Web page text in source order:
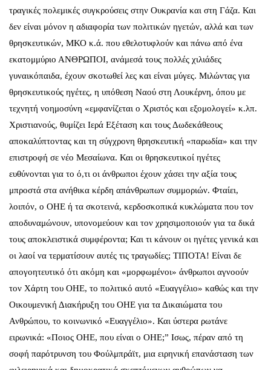
τραγικές πολεμικές συγκρούσεις στην Ουκρανία και στη Γάζα. Και
δεν είναι μόνον η αδιαφορία των πολιτικών ηγετών, αλλά και των
θρησκευτικών, ΜΚΟ κ.ά. που εθελοτυφλούν και πάνω από ένα
εκατομμύριο ΑΝΘΡΩΠΟΙ, ανάμεσά τους πολλές χιλιάδες
γυναικόπαιδα, έχουν σκοτωθεί λες και είναι μύγες. Μιλώντας για
θρησκευτικούς ηγέτες, η υπόθεση Ναού στη Λουκέρνη, όπου με
τεχνητή νοημοσύνη «εμφανίζεται ο Χριστός και εξομολογεί» κ.λπ.
Χριστιανούς, θυμίζει Ιερά Εξέταση και τους Δωδεκάθεους
αποκαλύπτοντας και τη σύγχρονη θρησκευτική «παρωδία» και την
επιστροφή σε νέο Μεσαίωνα. Και οι θρησκευτικοί ηγέτες
ευθύνονται για το ό,τι οι άνθρωποι έχουν χάσει την αξία τους
μπροστά στα ανήθικα κέρδη απάνθρωπων συμμοριών. Φταίει,
λοιπόν, ο ΟΗΕ ή τα σκοτεινά, κερδοσκοπικά κυκλώματα που τον
αποδυναμώνουν, υπονομεύουν και τον χρησιμοποιούν για τα δικά
τους αποκλειστικά συμφέροντα; Και τι κάνουν οι ηγέτες γενικά και
οι λαοί να τερματίσουν αυτές τις τραγωδίες; ΤΙΠΟΤΑ! Είναι δε
απογοητευτικό ότι ακόμη και «μορφωμένοι» άνθρωποι αγνοούν
τον Χάρτη του ΟΗΕ, το πολιτικό αυτό «Ευαγγέλιο» καθώς και την
Οικουμενική Διακήρυξη του ΟΗΕ για τα Δικαιώματα του
Ανθρώπου, το κοινωνικό «Ευαγγέλιο». Και ύστερα ρωτάνε
ειρωνικά: «Ποιος ΟΗΕ, που είναι ο ΟΗΕ;” Ισως, πέραν από τη
σοφή παρότρυνση του Φούλμπράϊτ, μια ειρηνική επανάσταση των